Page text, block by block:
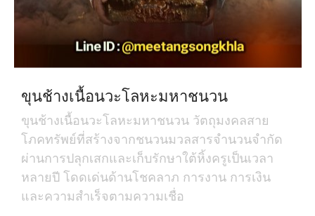
ขุนช้างเนื้อนวะโลหะมหาชนวน
ขุนช้างเนื้อนวะโลหะมหาชนวน วัตถุมงคลสาย
โภคทรัพย์ที่สร้างจากชนวนมวลสารจำนวนจำกัด
ผ่านการปลุกเสกและเก็บรักษาใต้หิ้งครูเป็นเวลา
หลายปี โดดเด่นด้านโชคลาภ การงาน การเงิน
และความสำเร็จตามความเชื่อ